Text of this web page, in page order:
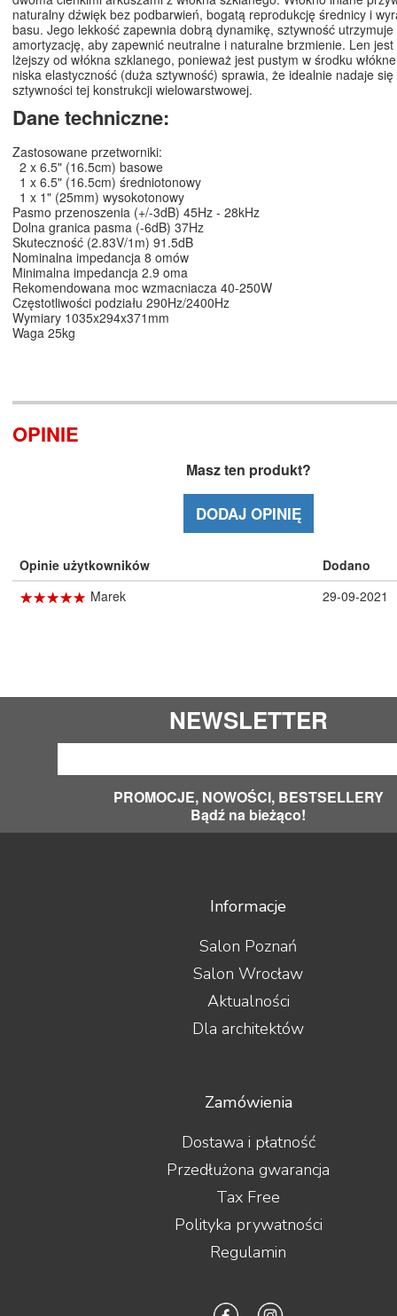
naturalny dźwięk bez podbarwień, bogatą reprodukcję średnicy i
basu. Jego lekkość zapewnia dobrą dynamikę, sztywność
amortyzację, aby zapewnić neutralne i naturalne brzmienie. Len
lżejszy od włókna szklanego, ponieważ jest pustym w środku
niska elastyczność (duża sztywność) sprawia, że idealnie nadaje
sztywności tej konstrukcji wielowarstwowej.
Dane techniczne:
Zastosowane przetworniki:
2 x 6.5" (16.5cm) basowe
1 x 6.5" (16.5cm) średniotonowy
1 x 1" (25mm) wysokotonowy
Pasmo przenoszenia (+/-3dB) 45Hz - 28kHz
Dolna granica pasma (-6dB) 37Hz
Skuteczność (2.83V/1m) 91.5dB
Nominalna impedancja 8 omów
Minimalna impedancja 2.9 oma
Rekomendowana moc wzmacniacza 40-250W
Częstotliwości podziału 290Hz/2400Hz
Wymiary 1035x294x371mm
Waga 25kg
OPINIE
Masz ten produkt?
DODAJ OPINIĘ
Opinie użytkowników Dodano
☆☆☆☆☆
★★★★★ Marek 29-09-2021
NEWSLETTER
PROMOCJE, NOWOŚCI, BESTSELLERY
Bądź na bieżąco!
Informacje
Salon Poznań
Salon Wrocław
Aktualności
Dla architektów
Zamówienia
Dostawa i płatność
Przedłużona gwarancja
Tax Free
Polityka prywatności
Regulamin